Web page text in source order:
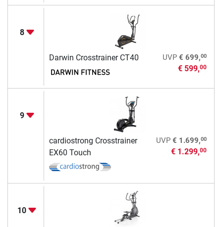
8
Darwin Crosstrainer CT40 UVP € 699,00
€ 599,00
9
cardiostrong Crosstrainer
EX60 Touch
UVP € 1.699,00
€ 1.299,00
10